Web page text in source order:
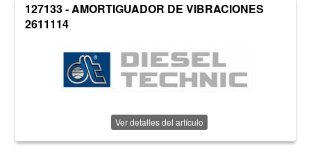
127133 - AMORTIGUADOR DE VIBRACIONES
2611114
Ver detalles del artículo